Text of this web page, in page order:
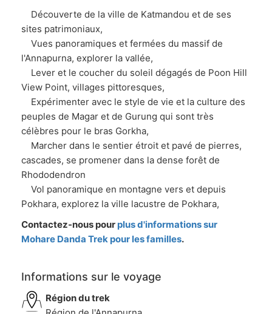
Découverte de la ville de Katmandou et de ses
sites patrimoniaux,
Vues panoramiques et fermées du massif de
l'Annapurna, explorer la vallée,
Lever et le coucher du soleil dégagés de Poon Hill
View Point, villages pittoresques,
Expérimenter avec le style de vie et la culture des
peuples de Magar et de Gurung qui sont très
célèbres pour le bras Gorkha,
Marcher dans le sentier étroit et pavé de pierres,
cascades, se promener dans la dense forêt de
Rhododendron
Vol panoramique en montagne vers et depuis
Pokhara, explorez la ville lacustre de Pokhara,
Contactez-nous pour plus d'informations sur
Mohare Danda Trek pour les familles.
Informations sur le voyage
Région du trek